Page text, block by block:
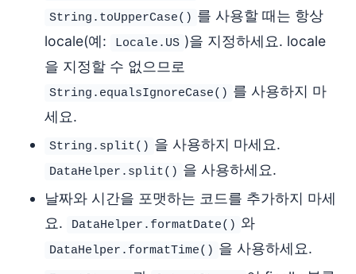
String.toUpperCase() 를 사용할 때는 항상
locale(예:
Locale.US )을 지정하세요. locale
을 지정할 수 없으므로
String.equalsIgnoreCase() 를 사용하지 마
세요.
String.split() 을 사용하지 마세요.
DataHelper.split() 을 사용하세요.
날짜와 시간을 포맷하는 코드를 추가하지 마세
요.
DataHelper.formatDate() 와
DataHelper.formatTime() 을 사용하세요.